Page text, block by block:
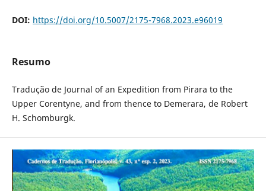
DOI: https://doi.org/10.5007/2175-7968.2023.e96019
Resumo
Tradução de Journal of an Expedition from Pirara to the
Upper Corentyne, and from thence to Demerara, de Robert
H. Schomburgk.